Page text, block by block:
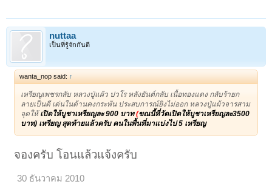
nuttaa
เป็นที่รู้จักกันดี
wanta_nop said: ↑
เหรียญเพชรกลับ หลวงปู่แผ้ว ปวโร หลังยันต์กลับ เนื้อทองแดง กลับร้ายก
ลายเป็นดี เด่นในด้านคงกระพัน ประสบการณ์ยิงไม่ออก หลวงปู่แผ้วจารสาม
จุดให้ เปิดให้บูชาเหรียญละ 900 บาท(ขณนี้ที่วัดเปิดให้บูชาเหรียญละ3500
บาท) เหรียญ สุดท้ายแล้วครับ คนในพื้นที่มาแบ่งไป 5 เหรียญ
จองครับ โอนแล้วแจ้งครับ
30 ธันวาคม 2010